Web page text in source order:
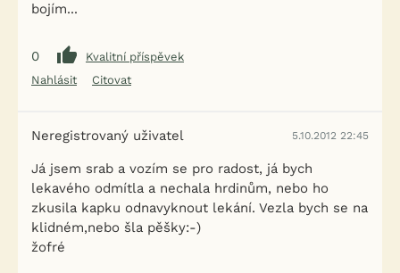
bojím...
0
Kvalitní příspěvek
Nahlásit
Citovat
Neregistrovaný uživatel 5.10.2012 22:45
Já jsem srab a vozím se pro radost, já bych
lekavého odmítla a nechala hrdinům, nebo ho
zkusila kapku odnavyknout lekání. Vezla bych se na
klidném,nebo šla pěšky:-)
žofré